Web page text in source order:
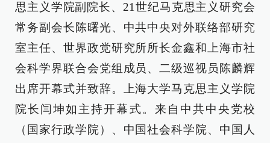
思主义学院副院长、21世纪马克思主义研究会
常务副会长陈曙光、中共中央对外联络部研究
室主任、世界政党研究所所长金鑫和上海市社
会科学界联合会党组成员、二级巡视员陈麟辉
出席开幕式并致辞。上海大学马克思主义学院
院长闫坤如主持开幕式。来自中共中央党校
（国家行政学院）、中国社会科学院、中国人